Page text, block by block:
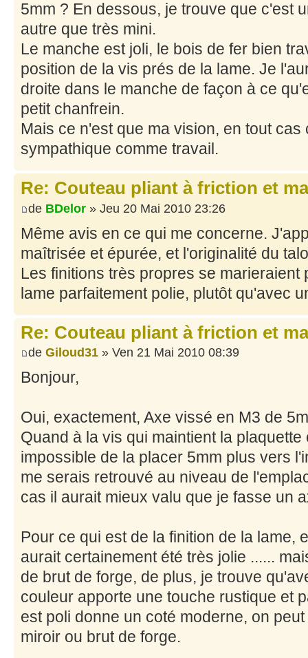
5mm ? En dessous, je trouve que c'est
autre que très mini.
Le manche est joli, le bois de fer bien
position de la vis prés de la lame. Je
droite dans le manche de façon à ce
petit chanfrein.
Mais ce n'est que ma vision, en tout cas
sympathique comme travail.
Re: Couteau pliant à friction et
de BDelor » Jeu 20 Mai 2010 23:26
Même avis en ce qui me concerne.
maîtrisée et épurée, et l'originalité du
Les finitions très propres se marieraient
lame parfaitement polie, plutôt qu'avec
Re: Couteau pliant à friction et
de Giloud31 » Ven 21 Mai 2010 08:39
Bonjour,
Oui, exactement, Axe vissé en M3 de
Quand à la vis qui maintient la plaquette
impossible de la placer 5mm plus vers
me serais retrouvé au niveau de
cas il aurait mieux valu que je fasse un
Pour ce qui est de la finition de la lame,
aurait certainement été très jolie ......
de brut de forge, de plus, je trouve
couleur apporte une touche rustique et
est poli donne un coté moderne, on
miroir ou brut de forge.